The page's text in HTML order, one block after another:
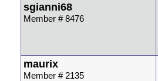
sgianni68
Member # 8476
maurix
Member # 2135